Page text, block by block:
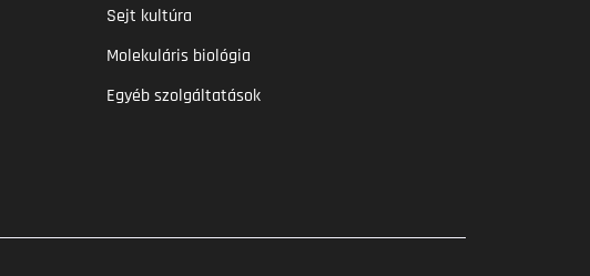
Sejt kultúra
Molekuláris biológia
Egyéb szolgáltatások